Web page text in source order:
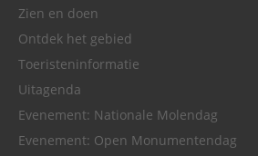
Zien en doen
Ontdek het gebied
Toeristeninformatie
Uitagenda
Evenement: Nationale Molendag
Evenement: Open Monumentendag